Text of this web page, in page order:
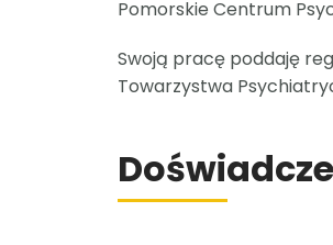
Pomorskie Centrum
Swoją pracę poddaję
Towarzystwa